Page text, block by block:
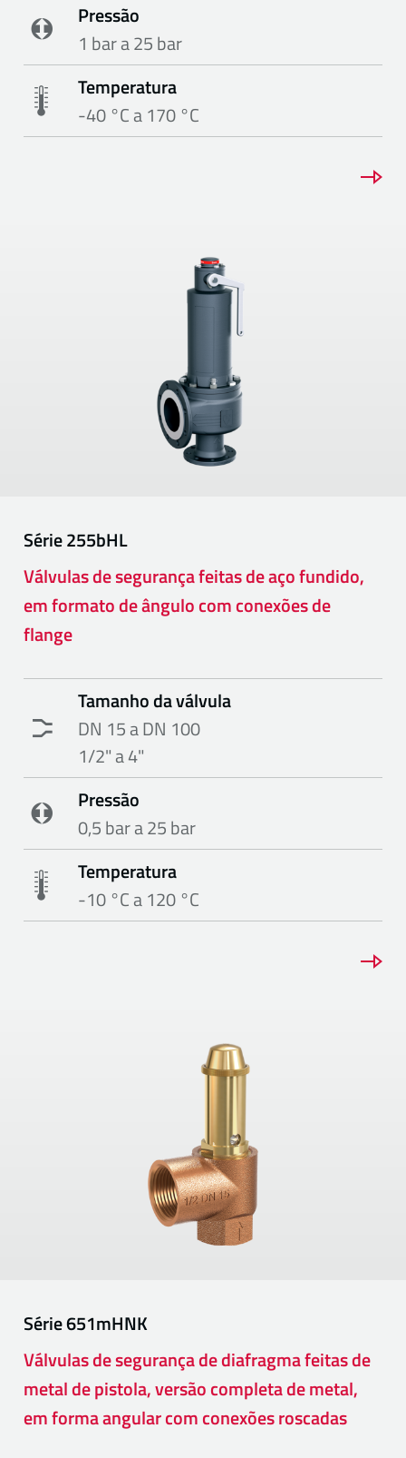
Pressão
1 bar a 25 bar
Temperatura
-40 °C a 170 °C
Série255bHL
Válvulas de segurança feitas de aço fundido,
em formato de ângulo com conexões de
flange
Tamanho da válvula
DN 15 a DN 100
1/2" a 4"
Pressão
0,5 bar a 25 bar
Temperatura
-10 °C a 120 °C
Série651mHNK
Válvulas de segurança de diafragma feitas de
metal de pistola, versão completa de metal,
em forma angular com conexões roscadas